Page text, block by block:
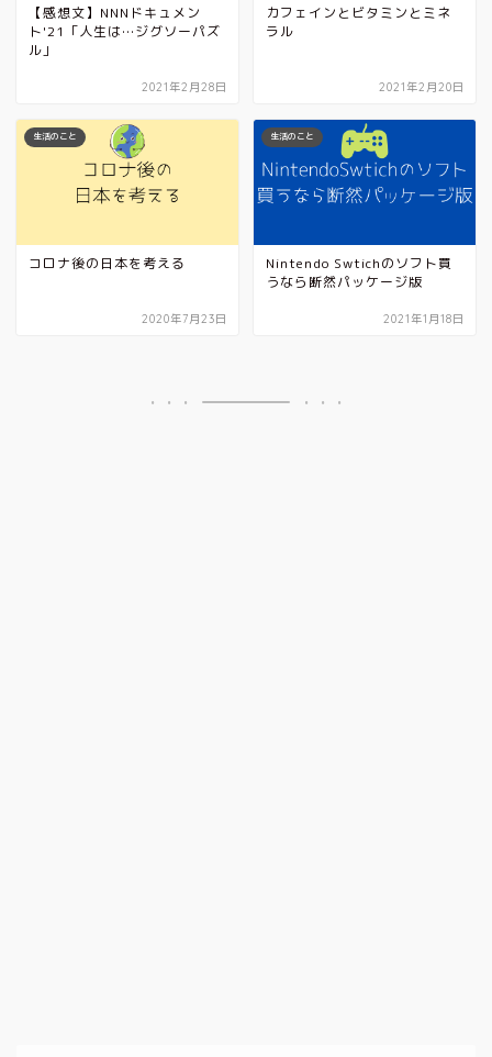
【感想文】NNNドキュメン
ト'21「人生は…ジグソーパズ
ル」
2021年2月28日
カフェインとビタミンとミネ
ラル
2021年2月20日
生活のこと
コロナ後の日本を考える
2020年7月23日
生活のこと
Nintendo Swtichのソフト買
うなら断然パッケージ版
2021年1月18日